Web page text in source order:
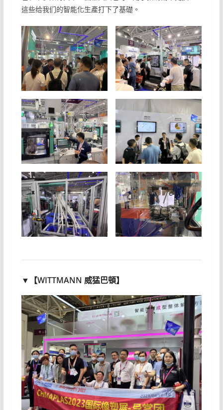
這些给我们的智能化生產打下了基礎。
▼【WITTMANN 威猛巴頓】